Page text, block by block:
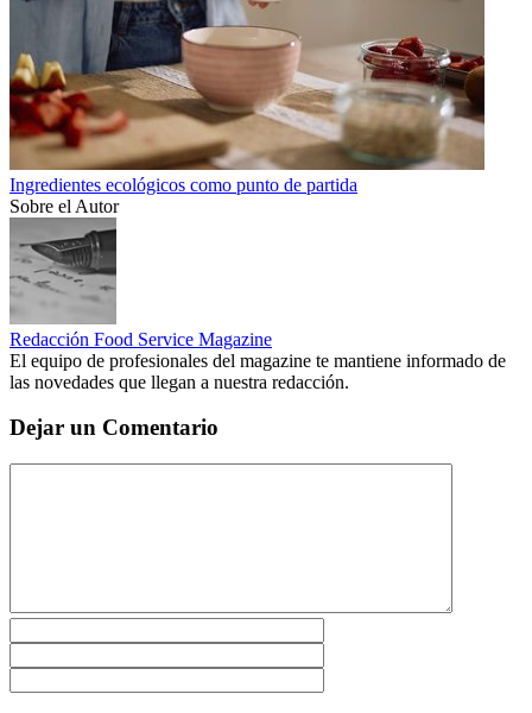
Ingredientes ecológicos como punto de partida
Sobre el Autor
Redacción Food Service Magazine
El equipo de profesionales del magazine te mantiene informado de
las novedades que llegan a nuestra redacción.
Dejar un Comentario